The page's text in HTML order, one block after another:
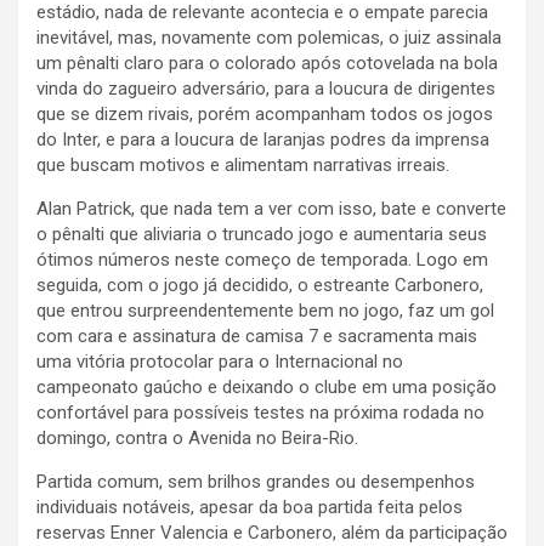
estádio, nada de relevante acontecia e o empate parecia
inevitável, mas, novamente com polemicas, o juiz assinala
um pênalti claro para o colorado após cotovelada na bola
vinda do zagueiro adversário, para a loucura de dirigentes
que se dizem rivais, porém acompanham todos os jogos
do Inter, e para a loucura de laranjas podres da imprensa
que buscam motivos e alimentam narrativas irreais.
Alan Patrick, que nada tem a ver com isso, bate e converte
o pênalti que aliviaria o truncado jogo e aumentaria seus
ótimos números neste começo de temporada. Logo em
seguida, com o jogo já decidido, o estreante Carbonero,
que entrou surpreendentemente bem no jogo, faz um gol
com cara e assinatura de camisa 7 e sacramenta mais
uma vitória protocolar para o Internacional no
campeonato gaúcho e deixando o clube em uma posição
confortável para possíveis testes na próxima rodada no
domingo, contra o Avenida no Beira-Rio.
Partida comum, sem brilhos grandes ou desempenhos
individuais notáveis, apesar da boa partida feita pelos
reservas Enner Valencia e Carbonero, além da participação